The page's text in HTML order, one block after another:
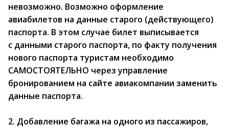
невозможно. Возможно оформление
авиабилетов на данные старого (действующего)
паспорта. В этом случае билет выписывается
с данными старого паспорта, по факту получения
нового паспорта туристам необходимо
САМОСТОЯТЕЛЬНО через управление
бронированием на сайте авиакомпании заменить
данные паспорта.
2. Добавление багажа на одного из пассажиров,